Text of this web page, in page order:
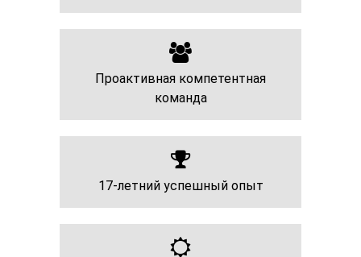
Проактивная компетентная
команда
17-летний успешный опыт